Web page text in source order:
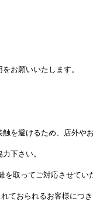
お願いいたします。
を避けるため、店外や
下さい。
取ってご対応させてい
ておられるお客様につ